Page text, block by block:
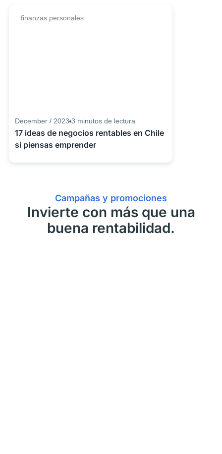
finanzas personales
December / 2023 3 minutos de lectura
17 ideas de negocios rentables en Chile
si piensas emprender
Campañas y promociones
Invierte con más que una
buena rentabilidad.